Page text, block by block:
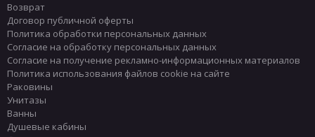
Возврат
Договор публичной оферты
Политика обработки персональных данных
Согласие на обработку персональных данных
Согласие на получение рекламно-информационных материалов
Политика использования файлов cookie на сайте
Раковины
Унитазы
Ванны
Душевые кабины